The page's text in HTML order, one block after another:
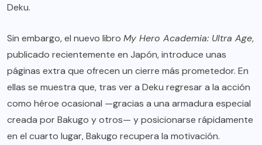
Deku.
Sin embargo, el nuevo libro My Hero Academia: Ultra Age,
publicado recientemente en Japón, introduce unas
páginas extra que ofrecen un cierre más prometedor. En
ellas se muestra que, tras ver a Deku regresar a la acción
como héroe ocasional —gracias a una armadura especial
creada por Bakugo y otros— y posicionarse rápidamente
en el cuarto lugar, Bakugo recupera la motivación.